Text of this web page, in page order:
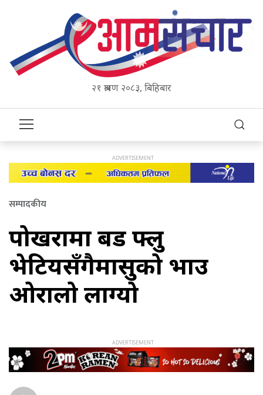
२१ श्रावण २०८३, बिहिबार
सम्पादकीय
पोखरामा बर्ड फ्लु
भेटियसँगैमासुको भाउ
ओरालो लाग्यो